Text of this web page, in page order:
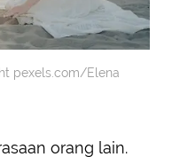
pexels.com/Elena
orang lain.